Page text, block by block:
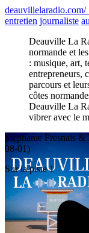
deauvillelaradio.com/
entretien journaliste
Deauville La
normande et
: musique, art,
entrepreneurs,
parcours et
côtes
Deauville La
vibrer avec le
Stéphanie Fresnais
08-01)
Sur la piste 1